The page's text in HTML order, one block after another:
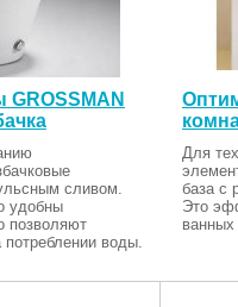
сливом.
удобны
позволяют
воды.
Для
база с
Это
ванных